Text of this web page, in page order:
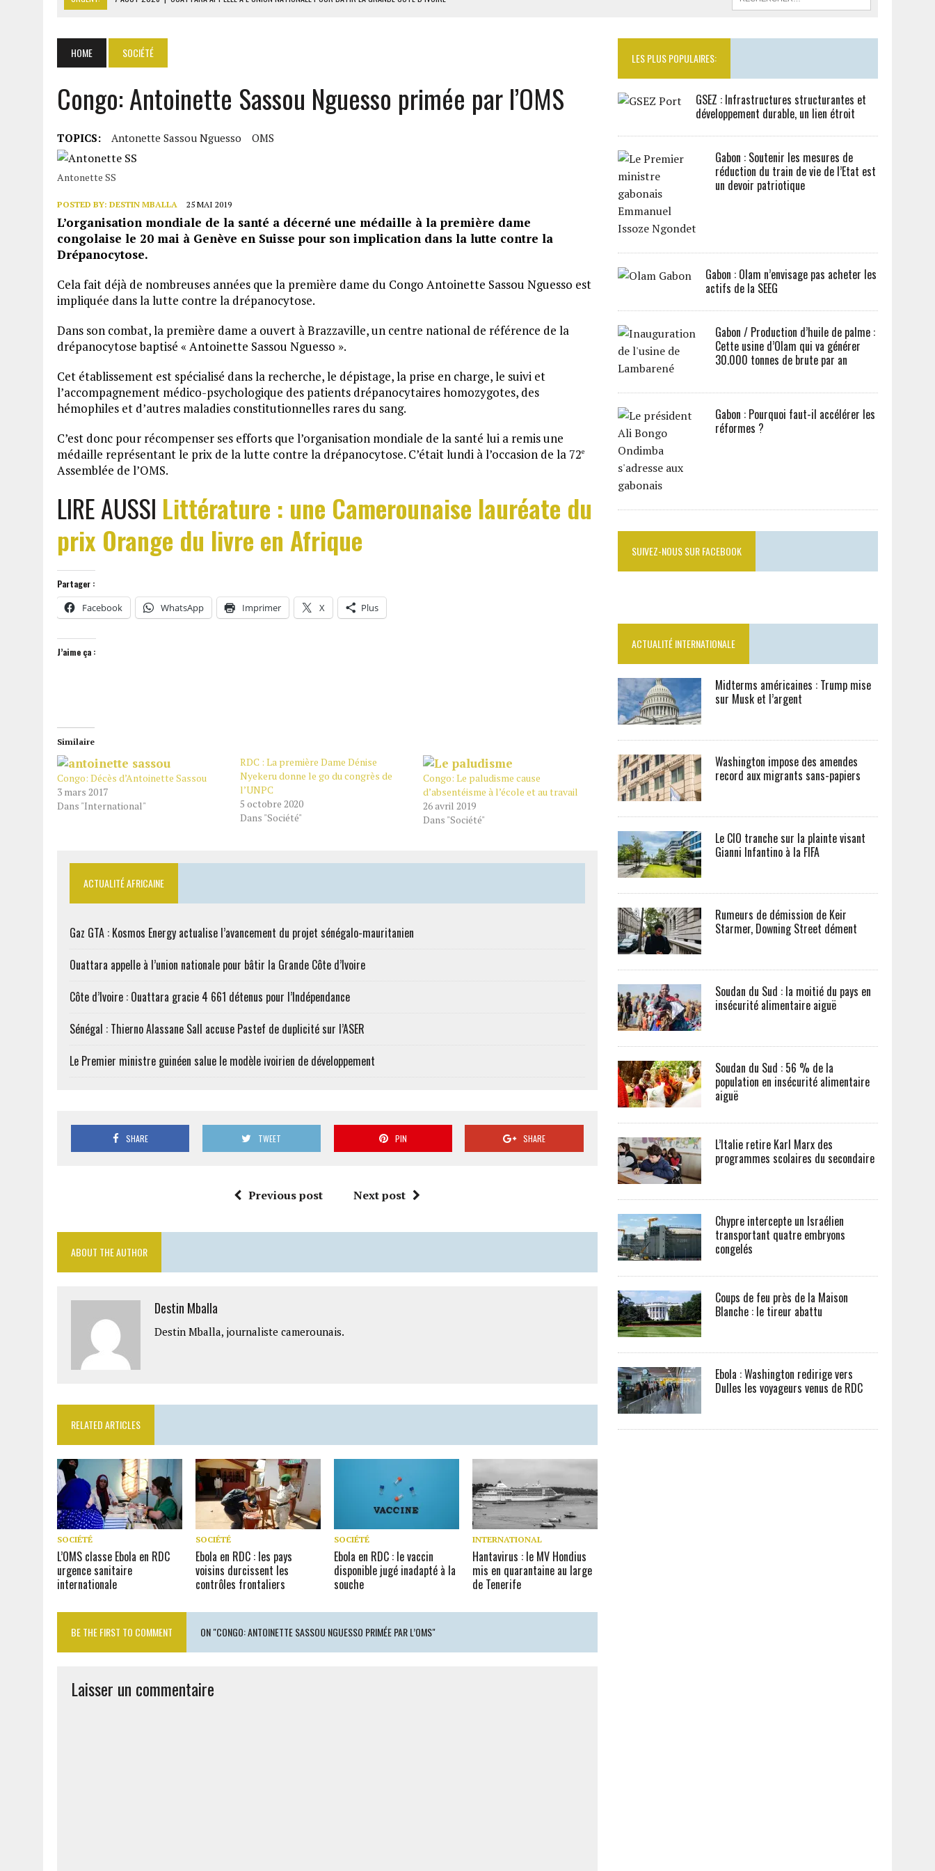
SÉNÉGAL : THIERNO ALASSANE SALL ACCUSE PASTEF DE DUPLICITÉ SUR L’ASER
7 AOÛT 2026 | LE PREMIER MINISTRE GUINÉEN SALUE LE MODÈLE IVOIRIEN DE DÉVELOPPEMENT
GAZ GTA : KOSMOS ENERGY ACTUALISE L’AVANCEMENT DU PROJET SÉNÉGALO-MAURITANIEN
HOME SOCIÉTÉ
Congo: Antoinette Sassou Nguesso primée par l’OMS
TOPICS: Antonette Sassou Nguesso OMS
Antonette SS
POSTED BY: DESTIN MBALLA 25 MAI 2019
L’organisation mondiale de la santé a décerné une médaille à la première dame
congolaise le 20 mai à Genève en Suisse pour son implication dans la lutte contre la
Drépanocytose.
Cela fait déjà de nombreuses années que la première dame du Congo Antoinette Sassou Nguesso est
impliquée dans la lutte contre la drépanocytose.
Dans son combat, la première dame a ouvert à Brazzaville, un centre national de référence de la
drépanocytose baptisé « Antoinette Sassou Nguesso ».
Cet établissement est spécialisé dans la recherche, le dépistage, la prise en charge, le suivi et
l’accompagnement médico-psychologique des patients drépanocytaires homozygotes, des
hémophiles et d’autres maladies constitutionnelles rares du sang.
C’est donc pour récompenser ses efforts que l’organisation mondiale de la santé lui a remis une
médaille représentant le prix de la lutte contre la drépanocytose. C’était lundi à l’occasion de la 72e
Assemblée de l’OMS.
LIRE AUSSI Littérature : une Camerounaise lauréate du
prix Orange du livre en Afrique
Partager :
Facebook WhatsApp Imprimer X Plus
J’aime ça :
Similaire
Congo: Décès d’Antoinette Sassou
3 mars 2017
Dans "International"
RDC : La première Dame Dénise
Nyekeru donne le go du congrès de
l’UNPC
5 octobre 2020
Dans "Société"
Congo: Le paludisme cause
d’absentéisme à l’école et au travail
26 avril 2019
Dans "Société"
ACTUALITÉ AFRICAINE
Gaz GTA : Kosmos Energy actualise l’avancement du projet sénégalo-mauritanien
Ouattara appelle à l’union nationale pour bâtir la Grande Côte d’Ivoire
Côte d’Ivoire : Ouattara gracie 4 661 détenus pour l’Indépendance
Sénégal : Thierno Alassane Sall accuse Pastef de duplicité sur l’ASER
Le Premier ministre guinéen salue le modèle ivoirien de développement
SHARE TWEET PIN SHARE
Previous post Next post
ABOUT THE AUTHOR
Destin Mballa
Destin Mballa, journaliste camerounais.
RELATED ARTICLES
SOCIÉTÉ
L’OMS classe Ebola en RDC
urgence sanitaire
internationale
SOCIÉTÉ
Ebola en RDC : les pays
voisins durcissent les
contrôles frontaliers
SOCIÉTÉ
Ebola en RDC : le vaccin
disponible jugé inadapté à la
souche
INTERNATIONAL
Hantavirus : le MV Hondius
mis en quarantaine au large
de Tenerife
BE THE FIRST TO COMMENT ON "CONGO: ANTOINETTE SASSOU NGUESSO PRIMÉE PAR L’OMS"
Laisser un commentaire
LES PLUS POPULAIRES:
GSEZ : Infrastructures structurantes et
développement durable, un lien étroit
Gabon : Soutenir les mesures de
réduction du train de vie de l’Etat est
un devoir patriotique
Gabon : Olam n’envisage pas acheter les
actifs de la SEEG
Gabon / Production d’huile de palme :
Cette usine d’Olam qui va générer
30.000 tonnes de brute par an
Gabon : Pourquoi faut-il accélérer les
réformes ?
SUIVEZ-NOUS SUR FACEBOOK
ACTUALITÉ INTERNATIONALE
Midterms américaines : Trump mise
sur Musk et l’argent
Washington impose des amendes
record aux migrants sans-papiers
Le CIO tranche sur la plainte visant
Gianni Infantino à la FIFA
Rumeurs de démission de Keir
Starmer, Downing Street dément
Soudan du Sud : la moitié du pays en
insécurité alimentaire aiguë
Soudan du Sud : 56 % de la
population en insécurité alimentaire
aiguë
L’Italie retire Karl Marx des
programmes scolaires du secondaire
Chypre intercepte un Israélien
transportant quatre embryons
congelés
Coups de feu près de la Maison
Blanche : le tireur abattu
Ebola : Washington redirige vers
Dulles les voyageurs venus de RDC